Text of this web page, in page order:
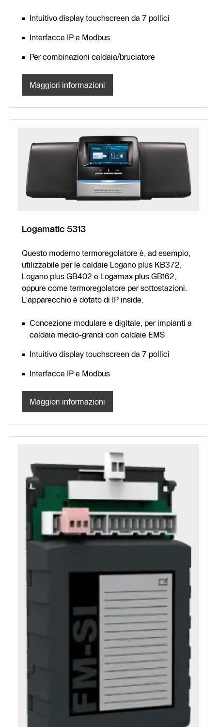
Intuitivo display touchscreen da 7 pollici
Interfacce IP e Modbus
Per combinazioni caldaia/bruciatore
Maggiori informazioni
Logamatic 5313
Questo moderno termoregolatore è, ad esempio,
utilizzabile per le caldaie Logano plus KB372,
Logano plus GB402 e Logamax plus GB162,
oppure come termoregolatore per sottostazioni.
L’apparecchio è dotato di IP inside.
Concezione modulare e digitale, per impianti a
caldaia medio-grandi con caldaie EMS
Intuitivo display touchscreen da 7 pollici
Interfacce IP e Modbus
Maggiori informazioni